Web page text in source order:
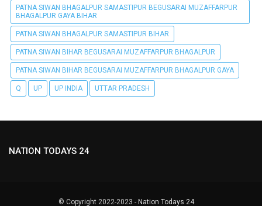
PATNA SIWAN BHAGALPUR SAMASTIPUR BEGUSARAI MUZAFFARPUR
BHAGALPUR GAYA BIHAR
PATNA SIWAN BHAGALPUR SAMASTIPUR BIHAR
PATNA SIWAN BIHAR BEGUSARAI MUZAFFARPUR BHAGALPUR
PATNA SIWAN BIHAR BEGUSARAI MUZAFFARPUR BHAGALPUR GAYA
Q UP UP INDIA UTTAR PRADESH
NATION TODAYS 24
© Copyright 2022-2023 - Nation Todays 24